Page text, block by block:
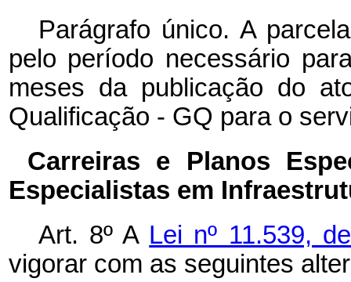
Parágrafo único. A
pelo período necessário
meses da publicação do
Qualificação - GQ para o
Carreiras e Planos
Especialistas em
Art. 8º A Lei nº 11.539,
vigorar com as seguintes